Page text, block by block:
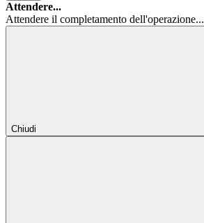
Attendere...
Attendere il completamento dell'operazione...
Chiudi